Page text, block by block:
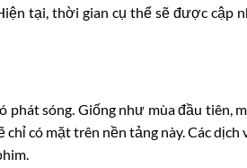
tại, thời gian cụ thể sẽ được cập
phát sóng. Giống như mùa đầu tiên,
có mặt trên nền tảng này. Các dịch